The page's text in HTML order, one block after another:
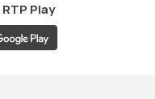
RTP Play